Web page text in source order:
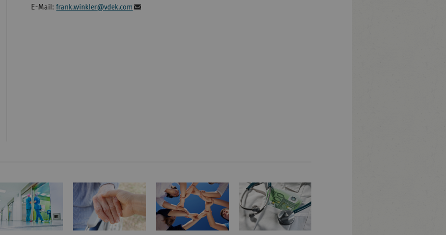
E-Mail:frank.winkler@vdek.com